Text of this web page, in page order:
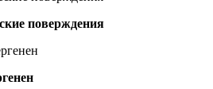
поверждения